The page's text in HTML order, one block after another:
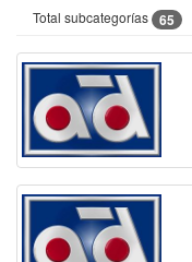
Total subcategorías 65